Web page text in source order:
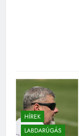
HÍREK
LABDARÚGÁS